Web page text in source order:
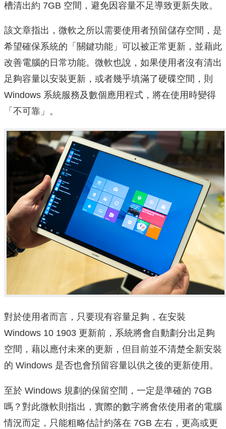
槽清出約 7GB 空間，避免因容量不足導致更新失敗。
該文章指出，微軟之所以需要使用者預留儲存空間，是
希望確保系統的「關鍵功能」可以被正常更新，並藉此
改善電腦的日常功能。微軟也說，如果使用者沒有清出
足夠容量以安裝更新，或者幾乎填滿了硬碟空間，則
Windows 系統服務及數個應用程式，將在使用時變得
「不可靠」。
對於使用者而言，只要現有容量足夠，在安裝
Windows 10 1903 更新前，系統將會自動劃分出足夠
空間，藉以應付未來的更新，但目前並不清楚全新安裝
的 Windows 是否也會預留容量以供之後的更新使用。
至於 Windows 規劃的保留空間，一定是準確的 7GB
嗎？對此微軟則指出，實際的數字將會依使用者的電腦
情況而定，只能粗略估計約落在 7GB 左右，更高或更